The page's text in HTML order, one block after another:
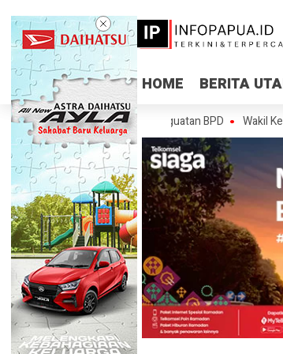
HOME BERITA
HOME BERITA
Regulasi hingga Penguatan BPD Wakil Kepala BGN